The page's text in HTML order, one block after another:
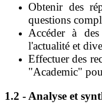
Obtenir des
questions
Accéder à
l'actualité et
Effectuer des
"Academic"
1.2 - Analyse et